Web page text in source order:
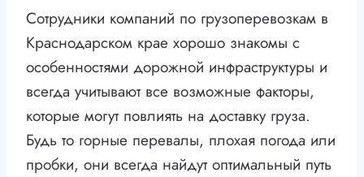
Сотрудники компаний по грузоперевозкам в
Краснодарском крае хорошо знакомы с
особенностями дорожной инфраструктуры и
всегда учитывают все возможные факторы,
которые могут повлиять на доставку груза.
Будь то горные перевалы, плохая погода или
пробки, они всегда найдут оптимальный путь